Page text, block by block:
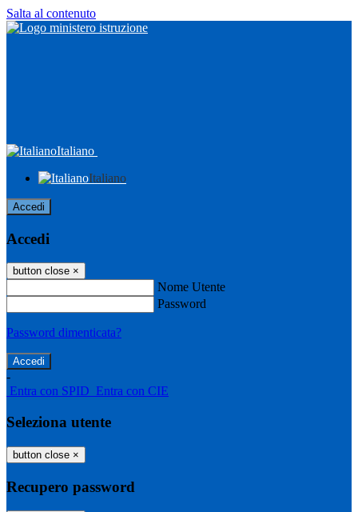
Salta al contenuto
Italiano
Italiano
Accedi
Accedi
button close ×
Nome Utente
Password
Password dimenticata?
-
Entra con SPID Entra con CIE
Seleziona utente
button close ×
Recupero password